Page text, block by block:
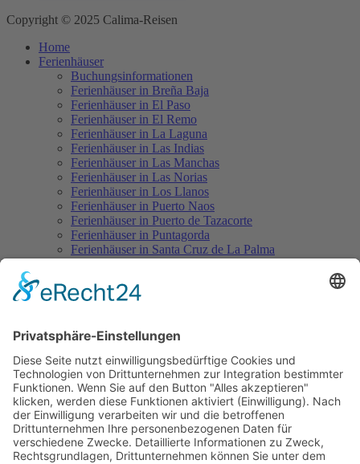
Copyright © 2025 Calima-Reisen
Home
Ferienhäuser
Buchungsinformationen
Ferienhäuser in Breña Baja
Ferienhäuser in El Paso
Ferienhäuser in El Remo
Ferienhäuser in La Laguna
Ferienhäuser in Las Indias
Ferienhäuser in Las Manchas
Ferienhäuser in Las Norias
Ferienhäuser in Los Llanos
Ferienhäuser in Puerto Naos
Ferienhäuser in Puerto de Tazacorte
Ferienhäuser in Puntagorda
Ferienhäuser in Santa Cruz de La Palma
Ferienhäuser in Tijarafe
Führerscheindaten eintragen
Flüge
La Palma Flugplan
Günstige Flüge mit Condor nach La Palma
Pauschalreisen
Hotels auf La Palma
Aktuelles
Wissenswertes